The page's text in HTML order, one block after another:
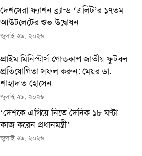
দেশসেরা ফ্যাশন ব্র্যান্ড ‘এলিট’র ১৭তম
আউটলেটের শুভ উদ্বোধন
জুলাই ২৯, ২০২৬
প্রাইম মিনিস্টার্স গোল্ডকাপ জাতীয় ফুটবল
প্রতিযোগিতা সফল করুন: মেয়র ডা.
শাহাদাত হোসেন
জুলাই ২৯, ২০২৬
‘দেশকে এগিয়ে নিতে দৈনিক ১৮ ঘণ্টা
কাজ করেন প্রধানমন্ত্রী’
জুলাই ২৯, ২০২৬